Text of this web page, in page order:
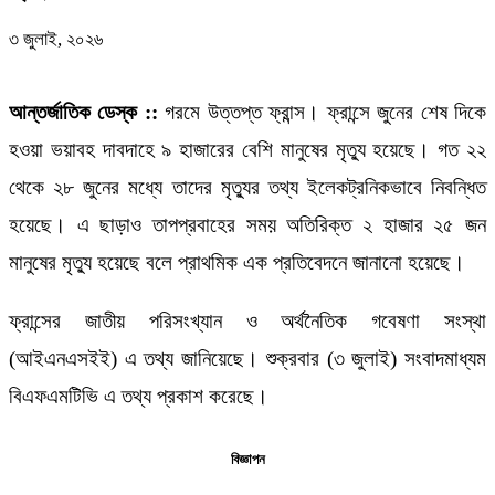
৩ জুলাই, ২০২৬
আন্তর্জাতিক ডেস্ক :: গরমে উত্তপ্ত ফ্রান্স। ফ্রান্সে জুনের শেষ দিকে
হওয়া ভয়াবহ দাবদাহে ৯ হাজারের বেশি মানুষের মৃত্যু হয়েছে। গত ২২
থেকে ২৮ জুনের মধ্যে তাদের মৃত্যুর তথ্য ইলেকট্রনিকভাবে নিবন্ধিত
হয়েছে। এ ছাড়াও তাপপ্রবাহের সময় অতিরিক্ত ২ হাজার ২৫ জন
মানুষের মৃত্যু হয়েছে বলে প্রাথমিক এক প্রতিবেদনে জানানো হয়েছে।
ফ্রান্সের জাতীয় পরিসংখ্যান ও অর্থনৈতিক গবেষণা সংস্থা
(আইএনএসইই) এ তথ্য জানিয়েছে। শুক্রবার (৩ জুলাই) সংবাদমাধ্যম
বিএফএমটিভি এ তথ্য প্রকাশ করেছে।
বিজ্ঞাপন